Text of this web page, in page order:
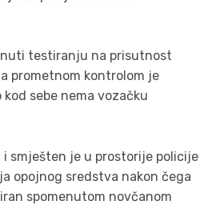
testiranju na prisutnost
prometnom kontrolom je
sebe nema vozačku
smješten je u prostorije policije
opojnog sredstva nakon čega
spomenutom novčanom